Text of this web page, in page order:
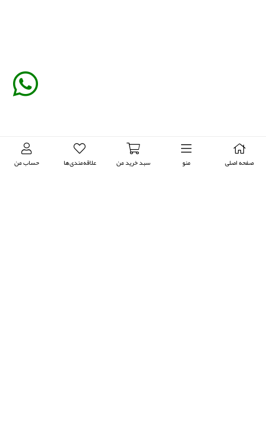
صفحه اصلی منو سبد خرید من علاقه‌مندی‌ها حساب من